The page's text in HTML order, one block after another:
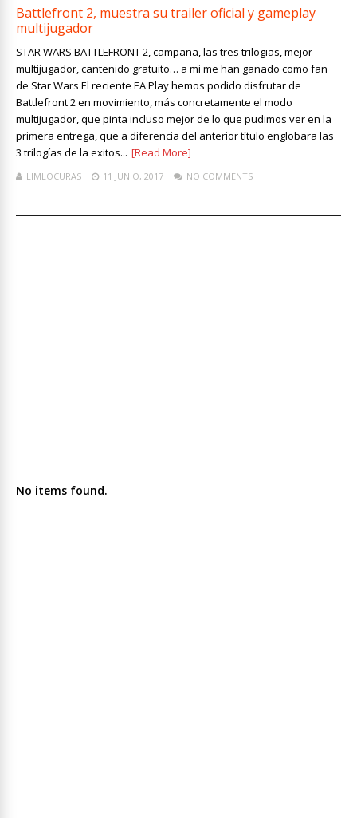
Battlefront 2, muestra su trailer oficial y gameplay
multijugador
STAR WARS BATTLEFRONT 2, campaña, las tres trilogias, mejor
multijugador, cantenido gratuito… a mi me han ganado como fan
de Star Wars El reciente EA Play hemos podido disfrutar de
Battlefront 2 en movimiento, más concretamente el modo
multijugador, que pinta incluso mejor de lo que pudimos ver en la
primera entrega, que a diferencia del anterior título englobara las
3 trilogías de la exitos... [Read More]
LIMLOCURAS 11 JUNIO, 2017 NO COMMENTS
No items found.